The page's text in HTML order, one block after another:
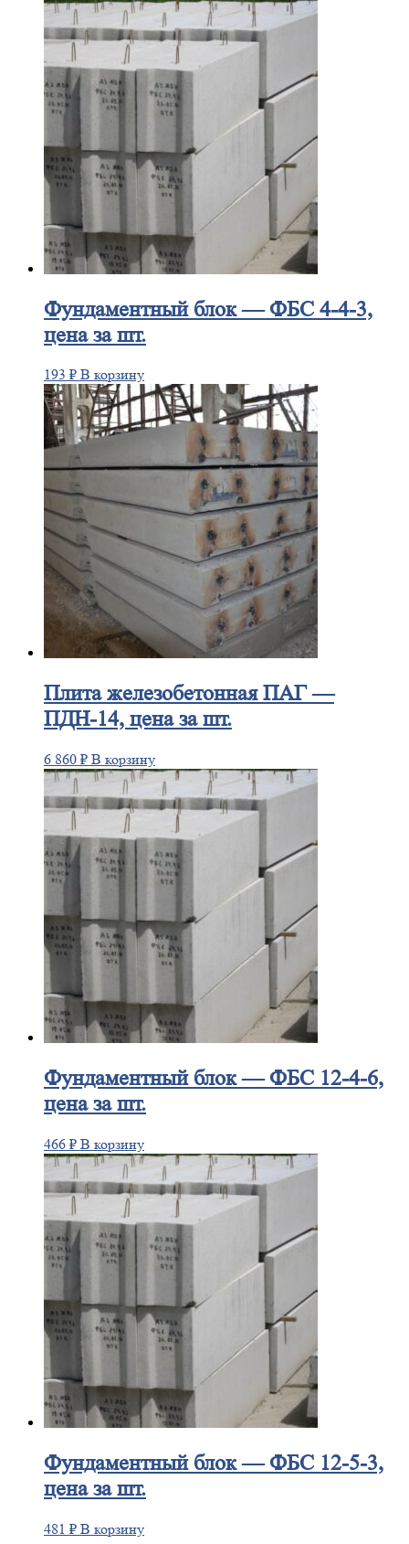
Фундаментныйблок — ФБС 4-4-3,
цена за шт.
193 ₽ В корзину
Плитажелезобетонная ПАГ —
ПДН-14, цена за шт.
6 860 ₽ В корзину
Фундаментныйблок — ФБС 12-4-6,
цена за шт.
466 ₽ В корзину
Фундаментныйблок — ФБС 12-5-3,
цена за шт.
481 ₽ В корзину